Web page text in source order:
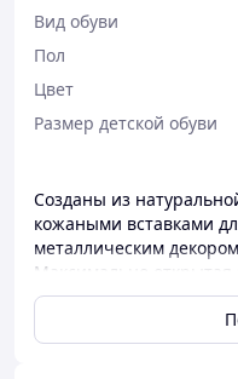
Вид обуви
Пол
Цвет
Размер детской обуви
Созданы из
кожаными вставками
металлическим декором
Максимально открытая
обеспечивает
важно в длинные
Воздушный